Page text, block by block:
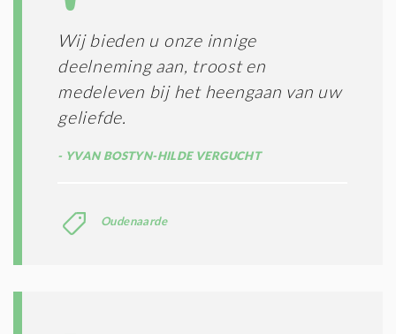
Wij bieden u onze innige
deelneming aan, troost en
medeleven bij het heengaan van uw
geliefde.
YVAN BOSTYN-HILDE VERGUCHT
Oudenaarde